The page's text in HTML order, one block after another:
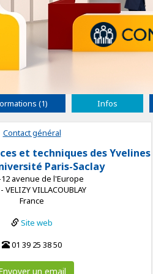
(1) Infos
Contact général
et techniques des Yvelines
Paris-Saclay
avenue de l'Europe
VELIZY VILLACOUBLAY
France
Site web
01 39 25 38 50
un email